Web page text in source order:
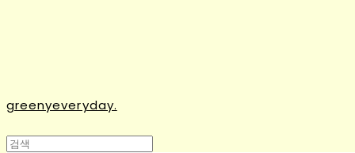
greenyeveryday.